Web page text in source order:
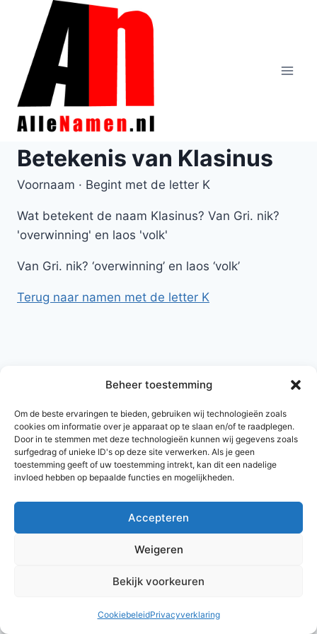
Beheer toestemming
Om de beste ervaringen te bieden, gebruiken wij technologieën zoals
cookies om informatie over je apparaat op te slaan en/of te raadplegen.
Door in te stemmen met deze technologieën kunnen wij gegevens zoals
surfgedrag of unieke ID's op deze site verwerken. Als je geen
toestemming geeft of uw toestemming intrekt, kan dit een nadelige
invloed hebben op bepaalde functies en mogelijkheden.
Accepteren
Weigeren
Bekijk voorkeuren
CookiebeleidPrivacyverklaring
Doorgaan
inhoud
Betekenis van Klasinus
Voornaam · Begint met de letter K
Wat betekent de naam Klasinus? Van Gri. nik?
'overwinning' en laos 'volk'
Van Gri. nik? ‘overwinning’ en laos ‘volk’
Terug naar namen met de letter K
© 2026 AlleNamen.nl